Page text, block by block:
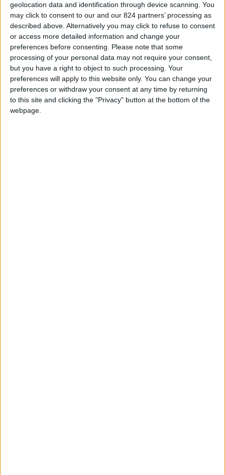
geolocation data and identification through device scanning. You
may click to consent to our and our 824 partners’ processing as
described above. Alternatively you may click to refuse to consent
or access more detailed information and change your
preferences before consenting.
Please note that some
processing of your personal data may not require your consent,
but you have a right to object to such processing. Your
preferences will apply to this website only. You can change your
preferences or withdraw your consent at any time by returning
to this site and clicking the "Privacy" button at the bottom of the
webpage.
e i consigli utili per
trovare lavoro in Francia
come medico, infermiere e fisioterapista.
Un’opportunità unica per tutti i professionisti
italiani che intendono sfruttare le proprie
competenze all’estero.
Indice Nascondi